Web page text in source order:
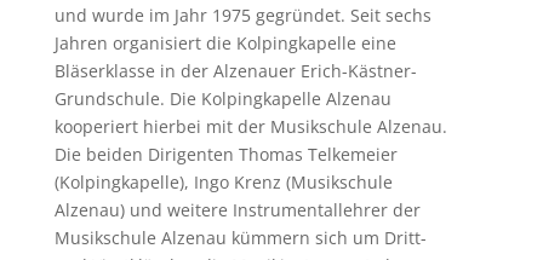
und wurde im Jahr 1975 gegründet. Seit sechs
Jahren organisiert die Kolpingkapelle eine
Bläserklasse in der Alzenauer Erich-Kästner-
Grundschule. Die Kolpingkapelle Alzenau
kooperiert hierbei mit der Musikschule Alzenau.
Die beiden Dirigenten Thomas Telkemeier
(Kolpingkapelle), Ingo Krenz (Musikschule
Alzenau) und weitere Instrumentallehrer der
Musikschule Alzenau kümmern sich um Dritt-